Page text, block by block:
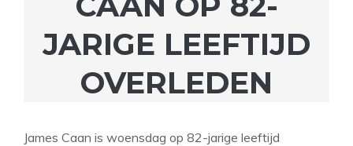
JARIGE LEEFTIJD
OVERLEDEN
James Caan is woensdag op 82-jarige leeftijd